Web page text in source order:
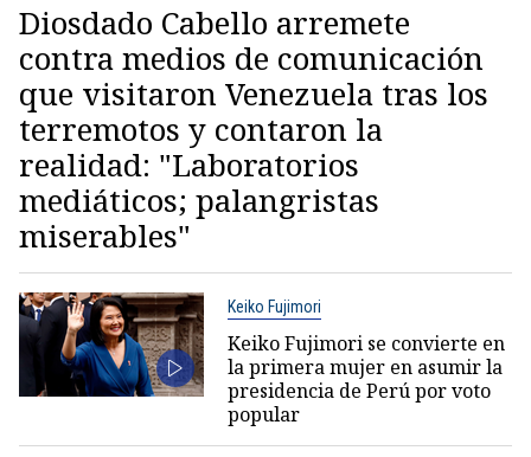
Diosdado Cabello arremete
contra medios de comunicación
que visitaron Venezuela tras los
terremotos y contaron la
realidad: "Laboratorios
mediáticos; palangristas
miserables"
Keiko Fujimori
Keiko Fujimori se convierte en
la primera mujer en asumir la
presidencia de Perú por voto
popular